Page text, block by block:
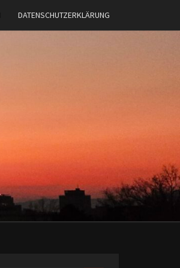
DATENSCHUTZERKLÄRUNG